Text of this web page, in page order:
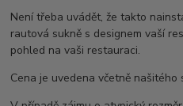
Není třeba uvádět, že takto
rautová sukně s designem vaší
pohled na vaši restauraci.
Cena je uvedena včetně